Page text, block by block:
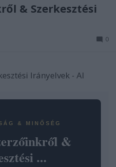
& Szerkesztési
0
Irányelvek - AI
& MINŐSÉG
&
...